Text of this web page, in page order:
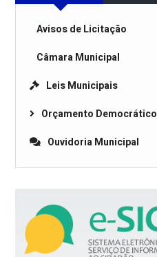
Avisos de Licitação
Câmara Municipal
Leis Municipais
Orçamento Democrático
Ouvidoria Municipal